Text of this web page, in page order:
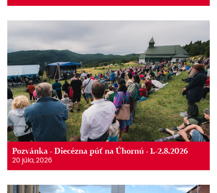
Pozvánka - Diecézna púť na Úhornú - 1.-2.8.2026
20 júla, 2026